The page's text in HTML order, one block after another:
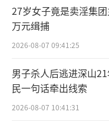
27岁女子竟是卖淫集
万元缉捕
2026-08-07 09:41:25
男子杀人后逃进深山
民一句话牵出线索
2026-08-07 10:41:31